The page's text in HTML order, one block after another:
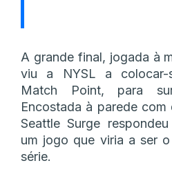
A grande final, jogada à
viu a NYSL a colocar-
Match Point, para
Encostada à parede com
Seattle Surge
um jogo que viria a ser
série.